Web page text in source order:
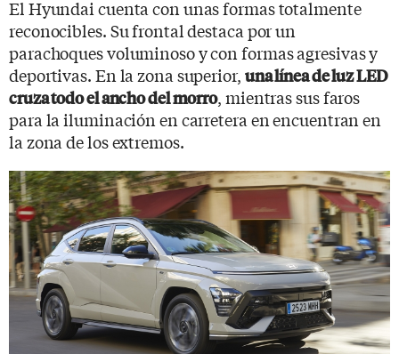
El Hyundai cuenta con unas formas totalmente
reconocibles. Su frontal destaca por un
parachoques voluminoso y con formas agresivas y
deportivas. En la zona superior, una línea de luz LED
cruza todo el ancho del morro, mientras sus faros
para la iluminación en carretera en encuentran en
la zona de los extremos.